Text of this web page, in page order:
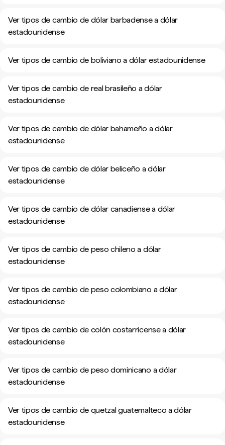
Ver tipos de cambio de dólar barbadense a dólar
estadounidense
Ver tipos de cambio de boliviano a dólar estadounidense
Ver tipos de cambio de real brasileño a dólar
estadounidense
Ver tipos de cambio de dólar bahameño a dólar
estadounidense
Ver tipos de cambio de dólar beliceño a dólar
estadounidense
Ver tipos de cambio de dólar canadiense a dólar
estadounidense
Ver tipos de cambio de peso chileno a dólar
estadounidense
Ver tipos de cambio de peso colombiano a dólar
estadounidense
Ver tipos de cambio de colón costarricense a dólar
estadounidense
Ver tipos de cambio de peso dominicano a dólar
estadounidense
Ver tipos de cambio de quetzal guatemalteco a dólar
estadounidense